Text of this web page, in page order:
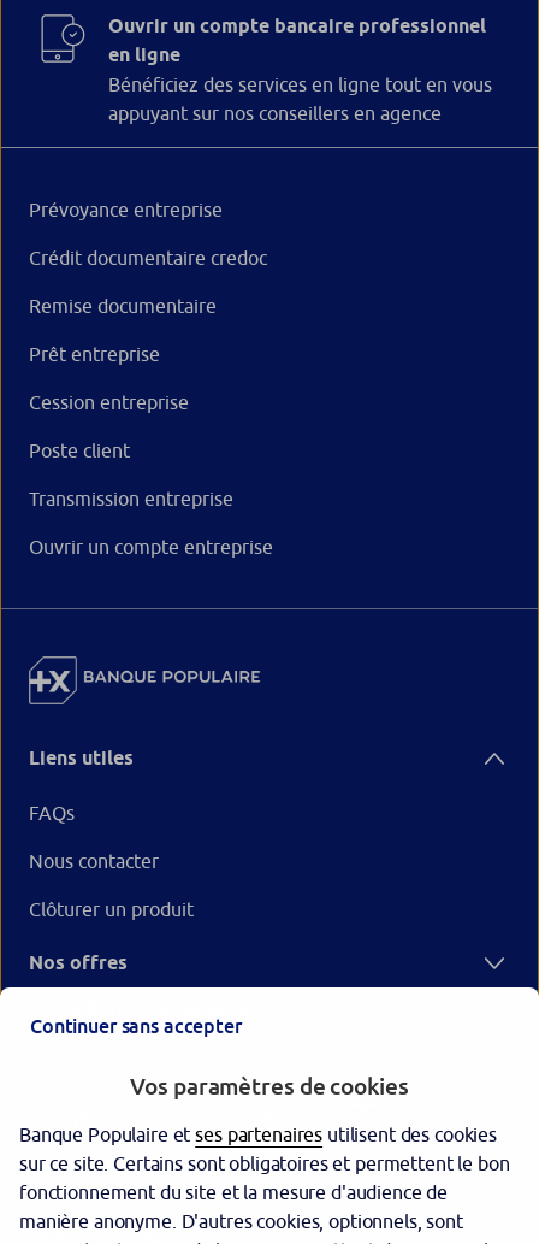
Ouvrir un compte bancaire professionnel
en ligne
Bénéficiez des services en ligne tout en vous
appuyant sur nos conseillers en agence
Prévoyance entreprise
Crédit documentaire credoc
Remise documentaire
Prêt entreprise
Cession entreprise
Poste client
Transmission entreprise
Ouvrir un compte entreprise
Liens utiles
FAQs
Nous contacter
Clôturer un produit
Nos offres
Garantie des dépôts
Continuer sans accepter
Vos paramètres de cookies
Banque Populaire etses partenaires utilisent des cookies
sur ce site. Certains sont obligatoires et permettent le bon
fonctionnement du site et la mesure d'audience de
manière anonyme. D'autres cookies, optionnels, sont